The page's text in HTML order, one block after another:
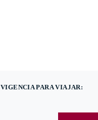
VIGENCIA PARA VIAJAR: